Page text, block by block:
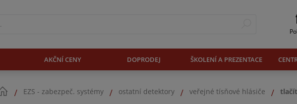
AKČNÍ CENY DOPRODEJ ŠKOLENÍ A PREZENTACE
EZS - zabezpeč. systémy ostatní detektory veřejné tísňové hlásiče